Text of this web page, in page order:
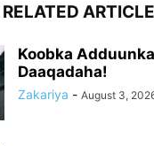
RELATED
Koobka
Daaqadaha!
Zakariya - August 3,